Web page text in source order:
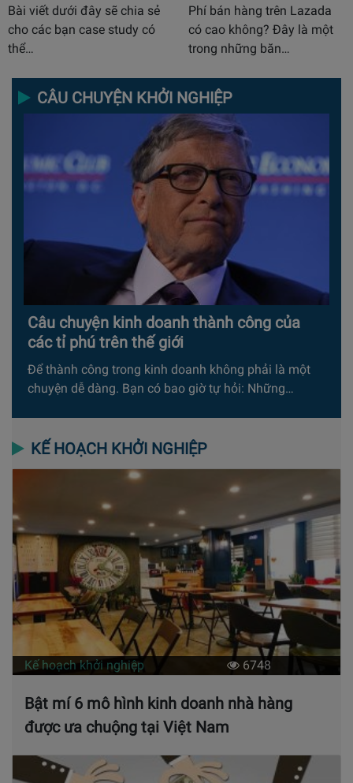
Bài viết dưới đây sẽ chia sẻ
cho các bạn case study có
thể…
Phí bán hàng trên Lazada
có cao không? Đây là một
trong những băn…
CÂU CHUYỆN KHỞI NGHIỆP
Câu chuyện kinh doanh thành công của
các tỉ phú trên thế giới
Để thành công trong kinh doanh không phải là một
chuyện dễ dàng. Bạn có bao giờ tự hỏi: Những…
KẾ HOẠCH KHỞI NGHIỆP
Kế hoạch khởi nghiệp 6748
Bật mí 6 mô hình kinh doanh nhà hàng
được ưa chuộng tại Việt Nam